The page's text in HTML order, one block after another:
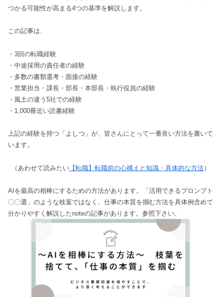
つかる可能性が高まる4つの基準を解説します。
この記事は、
・3回の転職経験
・中途採用の責任者の経験
・多数の書類選考・面接の経験
・営業担当・課長・部長・本部長・執行役員の経験
・風土の違う5社での経験
・1,000冊近い読書経験
上記の経験を持つ「よしつ」が、皆さんにとって一番良い方法を書いて
います。
（あわせて読みたい【転職】転職前の心構えと知識・具体的な方法）
AIを最高の相棒にするための方法があります。「活用できるプロンプト
〇〇選」のような枝葉ではなく、仕事の本質を掴む方法を具体例含めて
分かりやすく解説したnoteの記事があります。参照下さい。